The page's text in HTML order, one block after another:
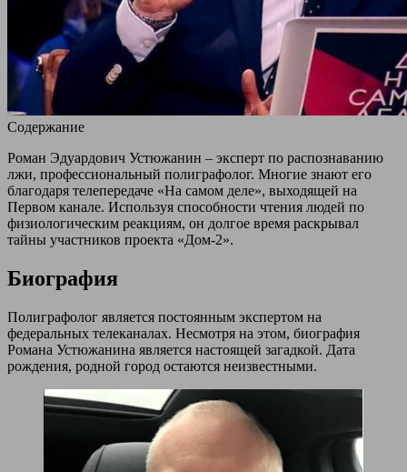
Содержание
Роман Эдуардович Устюжанин – эксперт по распознаванию
лжи, профессиональный полиграфолог. Многие знают его
благодаря телепередаче «На самом деле», выходящей на
Первом канале. Используя способности чтения людей по
физиологическим реакциям, он долгое время раскрывал
тайны участников проекта «Дом-2».
Биография
Полиграфолог является постоянным экспертом на
федеральных телеканалах. Несмотря на этом, биография
Романа Устюжанина является настоящей загадкой. Дата
рождения, родной город остаются неизвестными.